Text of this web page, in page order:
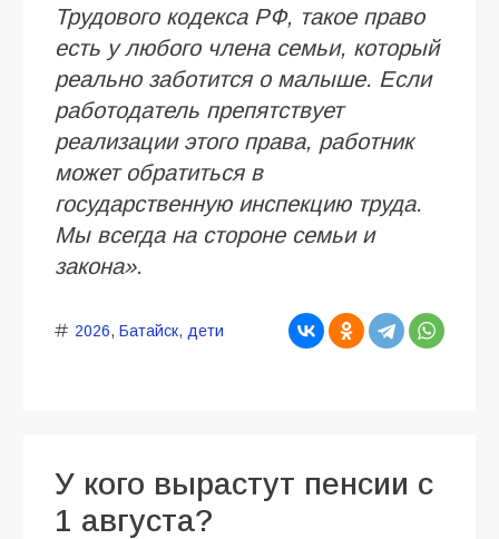
Трудового кодекса РФ, такое право
есть у любого члена семьи, который
реально заботится о малыше. Если
работодатель препятствует
реализации этого права, работник
может обратиться в
государственную инспекцию труда.
Мы всегда на стороне семьи и
закона».
2026, Батайск, дети
У кого вырастут пенсии с
1 августа?